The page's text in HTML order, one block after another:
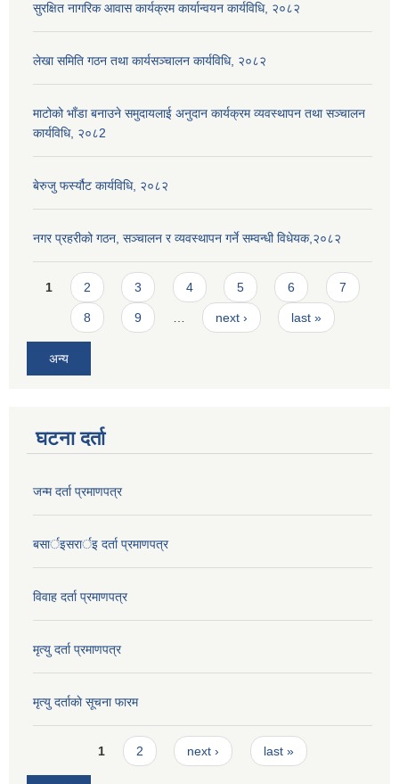
सुरक्षित नागरिक आवास कार्यक्रम कार्यान्वयन कार्यविधि, २०८२
लेखा समिति गठन तथा कार्यसञ्चालन कार्यविधि, २०८२
माटोको भाँडा बनाउने समुदायलाई अनुदान कार्यक्रम व्यवस्थापन तथा सञ्चालन
कार्यविधि, २०८2
बेरुजु फर्स्यौट कार्यविधि, २०८२
नगर प्रहरीको गठन, सञ्चालन र व्यवस्थापन गर्ने सम्वन्धी विधेयक,२०८२
Pages
1 2 3 4 5 6 7
8 9 next › last »
अन्य
घटना दर्ता
जन्म दर्ता प्रमाणपत्र
बसार्इसरार्इ दर्ता प्रमाणपत्र
विवाह दर्ता प्रमाणपत्र
मृत्यु दर्ता प्रमाणपत्र
मृत्यु दर्ताकाे सूचना फारम
Pages1 2 next › last »